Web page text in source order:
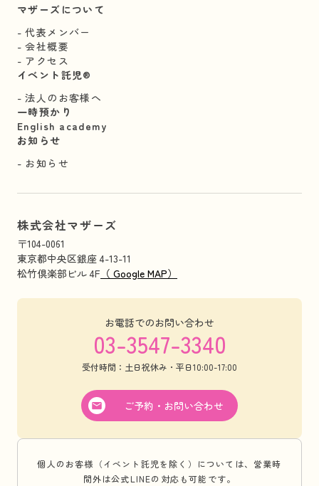
マザーズについて
代表メンバー
会社概要
アクセス
イベント託児®︎
法人のお客様へ
一時預かり
English academy
お知らせ
お知らせ
株式会社マザーズ
〒104-0061
東京都中央区銀座 4-13-11
松竹倶楽部ビル 4F （ Google MAP）
お電話でのお問い合わせ
03-3547-3340
受付時間：土日祝休み・平日10:00-17:00
ご予約・お問い合わせ
個人のお客様（イベント託児を除く）については、営業時
間外は公式LINEの対応も可能です。